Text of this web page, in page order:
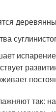
так: